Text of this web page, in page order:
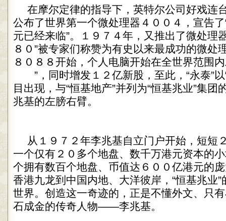
在摩尔定律的指导下，英特尔公司好戏连
公布了世界第一个微处理器４００４，宣告
元已经来临”。１９７４年，又推出了微处理
８０”被专家们称赞为有史以来最成功的微处
８０８８开始，个人电脑开始在全世界范围
”，同时增发１２亿新股，至此，“永泰”以
目出现，与“恒基地产”并列为“恒基兆业”集团
兆基的左膀右臂。
从１９７２年李兆基自立门户开始，短短
一个仅有２０多个地盘、数千万港元资本的
个拥有数百个地盘、币值达６００亿港元的
香港九龙到中国内地、大洋彼岸，“恒基兆业
世界。创造这一奇迹的，正是不懂外文、只
石成金的传奇人物——李兆基。